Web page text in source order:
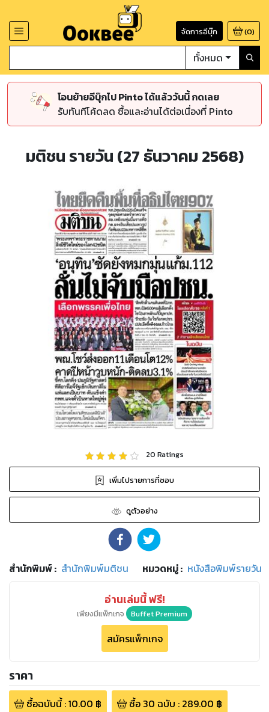
จัดการอีบุ๊ก (0)
ทั้งหมด
โอนย้ายอีบุ๊กไป Pinto ได้แล้ววันนี้ กดเลย
รับทันทีโค้ดลด ซื้อและอ่านได้ต่อเนื่องที่ Pinto
มติชน รายวัน (27 ธันวาคม 2568)
20 Ratings
เพิ่มไปรายการที่ชอบ
ดูตัวอย่าง
สำนักพิมพ์: สำนักพิมพ์มติชน หมวดหมู่: หนังสือพิมพ์รายวัน
อ่านเล่มนี้ ฟรี!
เพียงมีแพ็กเกจ Buffet Premium
สมัครแพ็กเกจ
ราคา
ซื้อฉบับนี้:10.00 ฿ ซื้อ 30 ฉบับ : 289.00 ฿